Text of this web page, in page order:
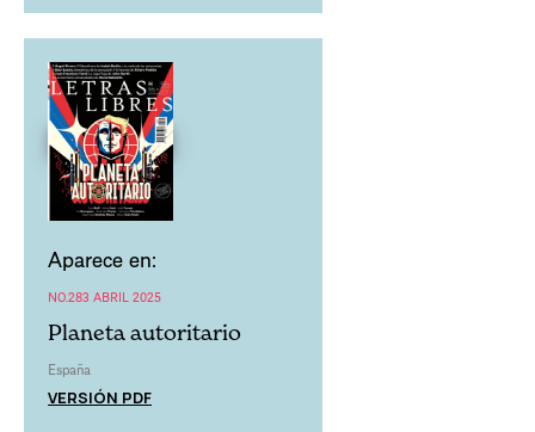
Aparece en:
NO.283 ABRIL 2025
Planeta autoritario
España
VERSIÓN PDF